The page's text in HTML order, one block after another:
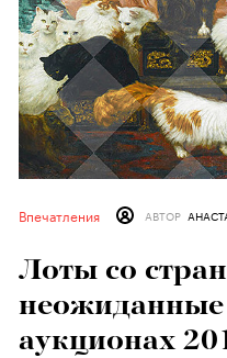
Впечатления АВТОР
Лоты со
аукционах